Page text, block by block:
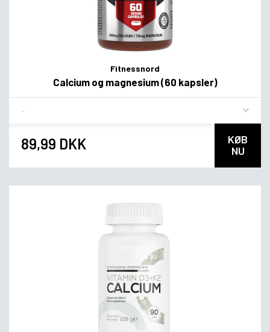
Fitnessnord
Calcium og magnesium (60 kapsler)
89,99 DKK
KØB
NU